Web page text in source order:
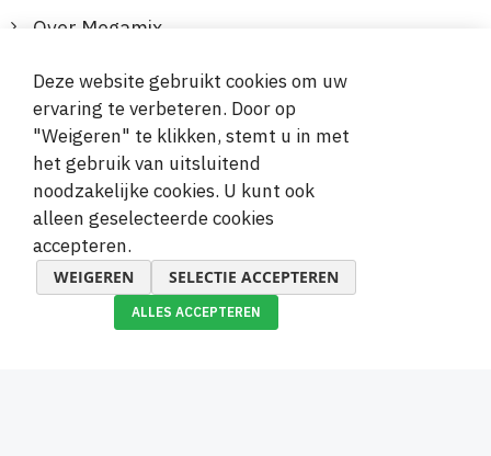
Over Megamix
Informatie
Klantenservice
Veilige en gemakkelijke betalingen
Deze website gebruikt cookies om uw
ervaring te verbeteren. Door op
"Weigeren" te klikken, stemt u in met
het gebruik van uitsluitend
noodzakelijke cookies. U kunt ook
alleen geselecteerde cookies
accepteren.
WEIGEREN SELECTIE ACCEPTEREN
ALLES ACCEPTEREN